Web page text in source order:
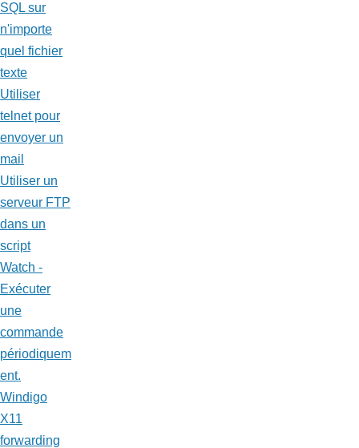
SQL sur
n'importe
quel fichier
texte
Utiliser
telnet pour
envoyer un
mail
Utiliser un
serveur FTP
dans un
script
Watch -
Exécuter
une
commande
périodiquem
ent.
Windigo
X11
forwarding